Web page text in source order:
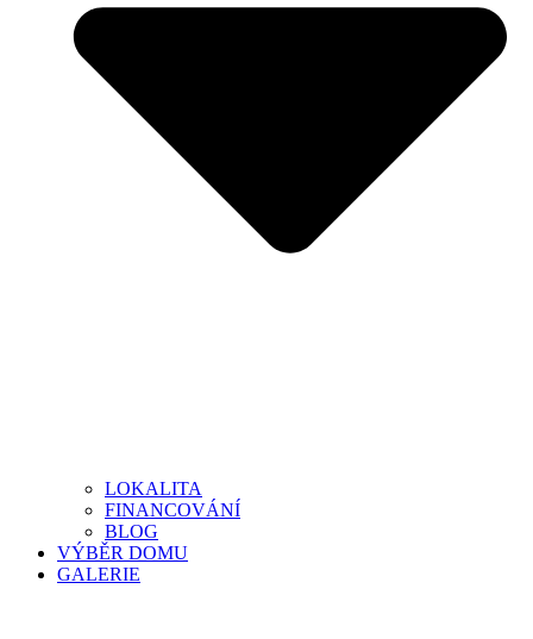
LOKALITA
FINANCOVÁNÍ
BLOG
VÝBĚR DOMU
GALERIE